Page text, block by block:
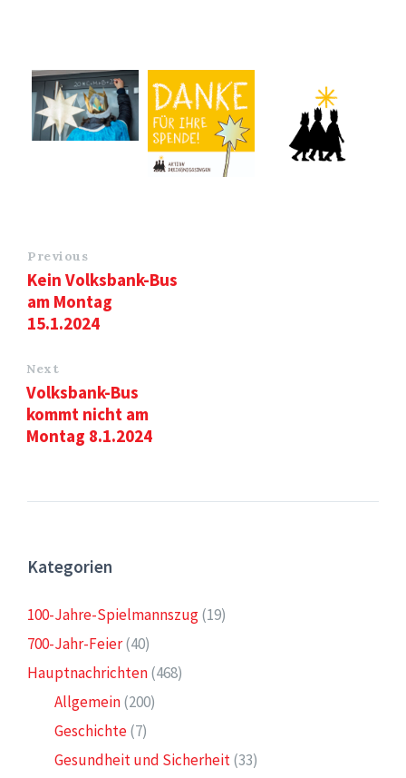
Previous
Kein Volksbank-Bus
am Montag
15.1.2024
Next
Volksbank-Bus
kommt nicht am
Montag 8.1.2024
Kategorien
100-Jahre-Spielmannszug(19)
700-Jahr-Feier(40)
Hauptnachrichten(468)
Allgemein(200)
Geschichte(7)
Gesundheit und Sicherheit(33)